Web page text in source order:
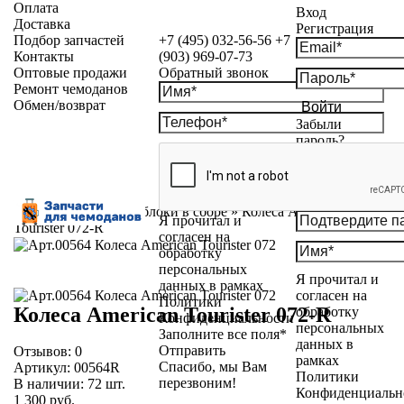
+7 (495) 032-56-56 +7
(903) 969-07-73
Обратный звонок
Я прочитал и
согласен на
обработку
персональных
данных в рамках
Политики
Конфиденциальности
Заполните все поля*
Отправить
Спасибо, мы Вам
перезвоним!
Вход
Регистрация
Войти
Забыли
пароль?
Я прочитал и
согласен на
обработку
персональных
данных в
рамках
Политики
Оплата
Доставка
Подбор запчастей
Контакты
Оптовые продажи
Ремонт чемоданов
Обмен/возврат
Каталог»Колесные блоки в сборе»Колеса American
Tourister 072-R
Колеса American Tourister 072-R
Отзывов: 0
Артикул: 00564R
В наличии: 72 шт.
1 300 руб.